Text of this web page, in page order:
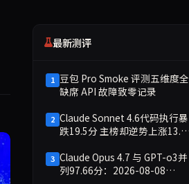
最新测评
1 豆包 Pro Smoke 评测五维度全
缺席 API 故障致零记录
2 Claude Sonnet 4.6代码执行暴
跌19.5分 主榜却逆势上涨13.8
3 Claude Opus 4.7 与 GPT-o3并
列97.66分：2026-08-08